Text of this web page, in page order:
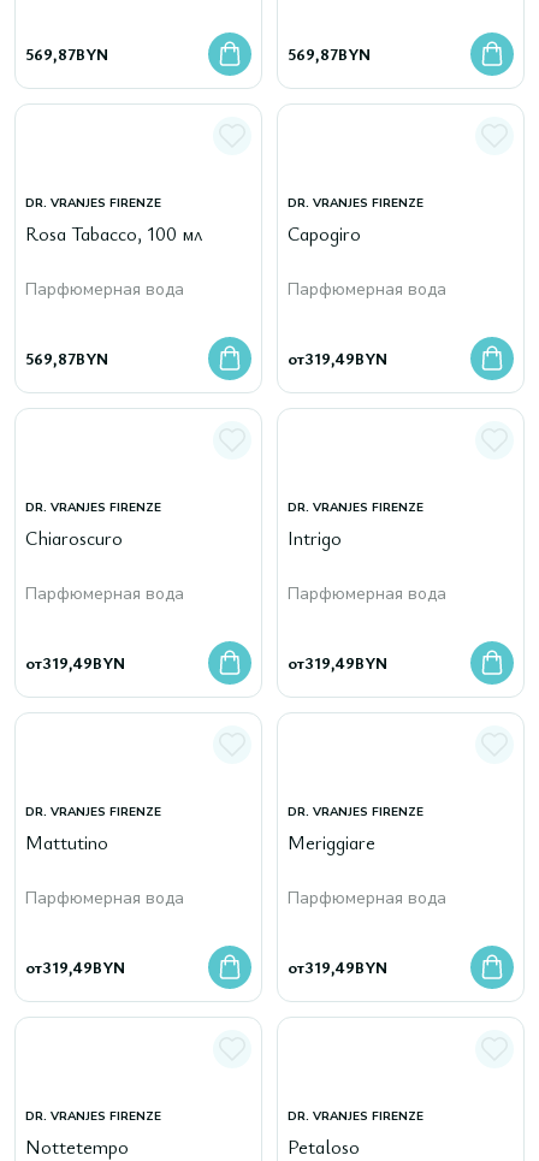
569,87BYN 569,87BYN
DR. VRANJES FIRENZE
Rosa Tabacco, 100 мл
Парфюмерная вода
569,87BYN
DR. VRANJES FIRENZE
Capogiro
Парфюмерная вода
от319,49BYN
DR. VRANJES FIRENZE
Chiaroscuro
Парфюмерная вода
от319,49BYN
DR. VRANJES FIRENZE
Intrigo
Парфюмерная вода
от319,49BYN
DR. VRANJES FIRENZE
Mattutino
Парфюмерная вода
от319,49BYN
DR. VRANJES FIRENZE
Meriggiare
Парфюмерная вода
от319,49BYN
DR. VRANJES FIRENZE
Nottetempo
DR. VRANJES FIRENZE
Petaloso